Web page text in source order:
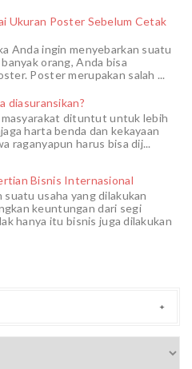
Ukuran Poster Sebelum Cetak
Anda ingin menyebarkan suatu
orang, Anda bisa
Poster merupakan salah ...
diasuransikan?
masyarakat dituntut untuk lebih
harta benda dan kekayaan
raganyapun harus bisa dij...
Bisnis Internasional
suatu usaha yang dilakukan
keuntungan dari segi
hanya itu bisnis juga dilakukan